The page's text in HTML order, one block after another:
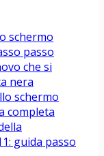
schermo
passo
che si
nera
schermo
completa
guida passo